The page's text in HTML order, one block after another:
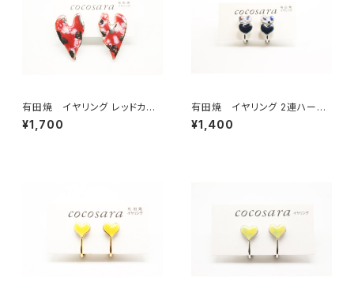
有田焼 イヤリング レッドカモ
フラハート
¥1,700
有田焼 イヤリング 2連ハート
シルバー×ブラック
¥1,400